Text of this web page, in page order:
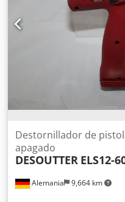
herramientas para
bajo demanda.
Alemania 9,664 km
Destornillador de
apagado
DESOUTTER ELS12-